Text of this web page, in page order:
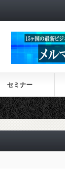
セミナー
海外の最新ビ